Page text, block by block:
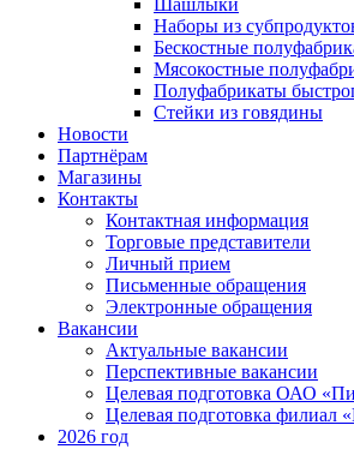
Наборы из
Бескостные
Мясокостные
Полуфабрикаты
Стейки из говядины
Новости
Партнёрам
Магазины
Контакты
Контактная информация
Торговые представители
Личный прием
Письменные обращения
Электронные обращения
Вакансии
Актуальные вакансии
Перспективные вакансии
Целевая подготовка ОАО
Целевая подготовка филиал
2026 год